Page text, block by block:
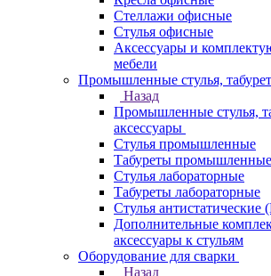
Стеллажи офисные
Стулья офисные
Аксессуары и
мебели
Промышленные стулья,
Назад
Промышленные стулья,
аксессуары
Стулья промышленные
Табуреты промышленные
Стулья лабораторные
Табуреты лабораторные
Стулья антистатические
Дополнительные
аксессуары к стульям
Оборудование для сварки
Назад